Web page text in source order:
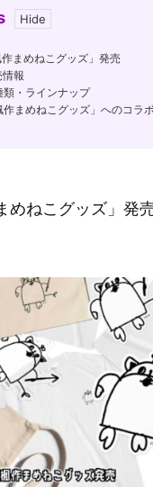
作まめねこグッズ」発売
報
類・ラインナップ
作まめねこグッズ」へのコラ
めねこグッズ」発